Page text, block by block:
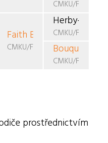
plání
Faith BouquetAudreynaf
CMKU/FBO/771
CMKU/FBO/611
Herby-
CMKU/FBO/
Bouquet
CMKU/FBO/601
prostřednictvím